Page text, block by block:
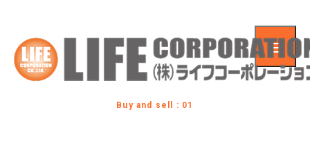
Buy and sell : 01